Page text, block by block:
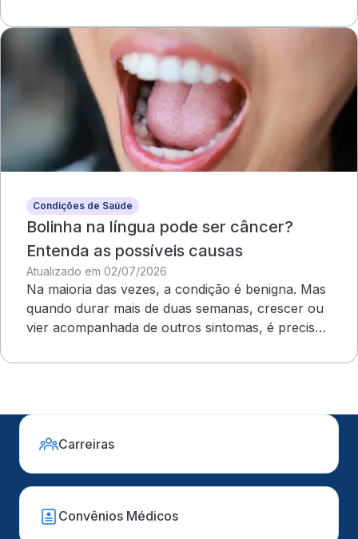
Condições de Saúde
Bolinha na língua pode ser câncer?
Entenda as possíveis causas
Atualizado em 02/07/2026
Na maioria das vezes, a condição é benigna. Mas
quando durar mais de duas semanas, crescer ou
vier acompanhada de outros sintomas, é preciso
Carreiras
Convênios Médicos